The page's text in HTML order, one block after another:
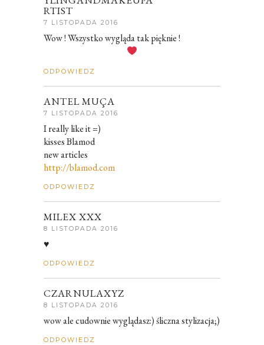
RTIST
7 LISTOPADA 2016
Wow ! Wszystko wygląda tak pięknie !
ODPOWIEDZ
ANTEL MUÇA
7 LISTOPADA 2016
I really like it =)
kisses Blamod
new articles
http://blamod.com
ODPOWIEDZ
MILEX XXX
8 LISTOPADA 2016
♥
ODPOWIEDZ
CZARNULAXYZ
8 LISTOPADA 2016
wow ale cudownie wyglądasz:) śliczna stylizacja;)
ODPOWIEDZ